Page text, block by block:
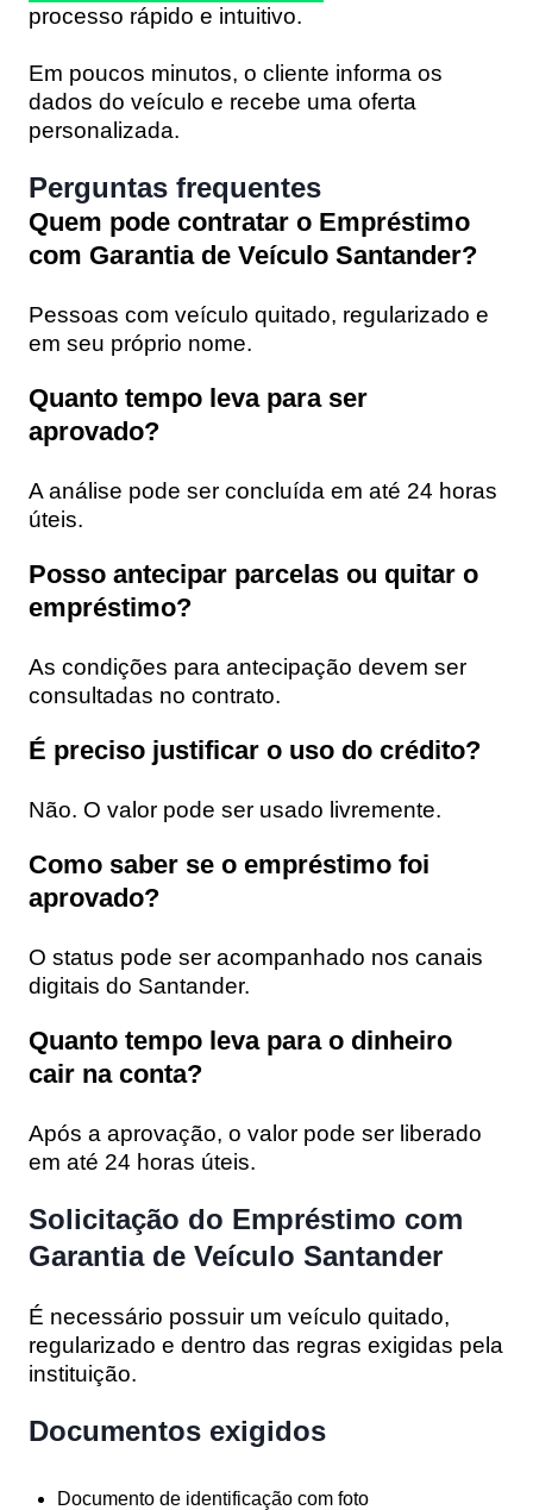
processo rápido e intuitivo.
Em poucos minutos, o cliente informa os
dados do veículo e recebe uma oferta
personalizada.
Perguntas frequentes
Quem pode contratar o Empréstimo
com Garantia de Veículo Santander?
Pessoas com veículo quitado, regularizado e
em seu próprio nome.
Quanto tempo leva para ser
aprovado?
A análise pode ser concluída em até 24 horas
úteis.
Posso antecipar parcelas ou quitar o
empréstimo?
As condições para antecipação devem ser
consultadas no contrato.
É preciso justificar o uso do crédito?
Não. O valor pode ser usado livremente.
Como saber se o empréstimo foi
aprovado?
O status pode ser acompanhado nos canais
digitais do Santander.
Quanto tempo leva para o dinheiro
cair na conta?
Após a aprovação, o valor pode ser liberado
em até 24 horas úteis.
Solicitação do Empréstimo com
Garantia de Veículo Santander
É necessário possuir um veículo quitado,
regularizado e dentro das regras exigidas pela
instituição.
Documentos exigidos
Documento de identificação com foto